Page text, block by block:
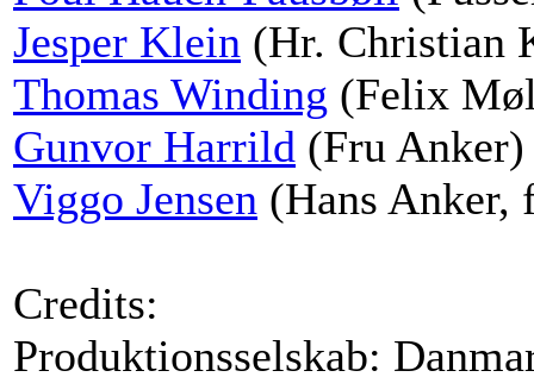
Jesper Klein (Hr. Christian
Thomas Winding (Felix
Gunvor Harrild (Fru Anker)
Viggo Jensen (Hans Anker,
Credits:
Produktionsselskab: